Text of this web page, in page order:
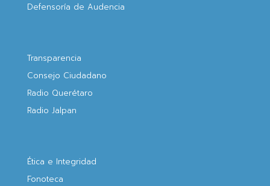
Defensoría de Audencia
Transparencia
Consejo Ciudadano
Radio Querétaro
Radio Jalpan
Ética e Integridad
Fonoteca